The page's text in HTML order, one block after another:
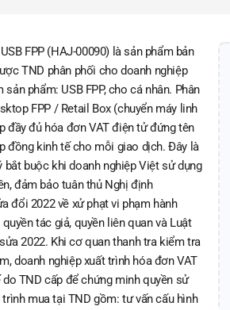
FPP (HAJ-00090) là sản phẩm bản
TND phân phối cho doanh nghiệp
phẩm: USB FPP, cho cá nhân. Phân
FPP / Retail Box (chuyển máy linh
đầy đủ hóa đơn VAT điện tử đứng tên
đồng kinh tế cho mỗi giao dịch. Đây là
bắt buộc khi doanh nghiệp Việt sử dụng
đảm bảo tuân thủ Nghị định
đổi 2022 về xử phạt vi phạm hành
tác giả, quyền liên quan và Luật
2022. Khi cơ quan thanh tra kiểm tra
doanh nghiệp xuất trình hóa đơn VAT
TND cấp để chứng minh quyền sử
trình mua tại TND gồm: tư vấn cấu hình